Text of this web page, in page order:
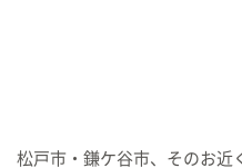
松戸市・鎌ケ谷市、そのお近